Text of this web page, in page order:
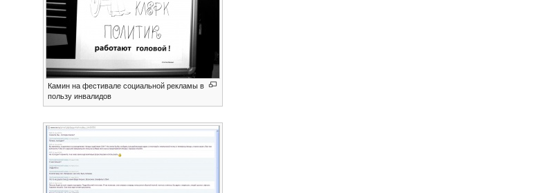
Камин на фестивале социальной рекламы в
пользу инвалидов